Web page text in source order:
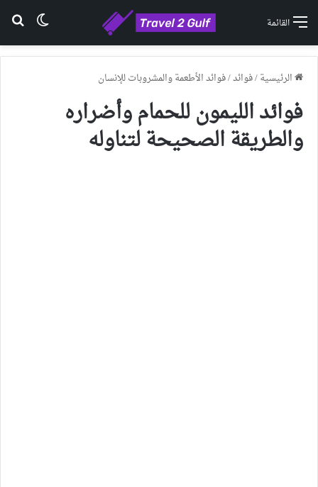
القائمة
الرئيسية/فوائد/فوائد الأطعمة والمشروبات للإنسان
فوائد الليمون للحمام وأضراره
والطريقة الصحيحة لتناوله